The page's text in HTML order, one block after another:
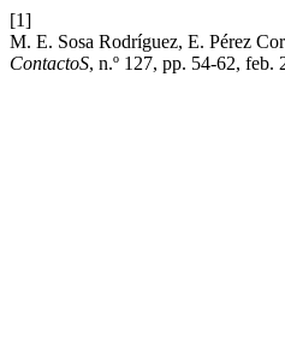
[1]
M. E. Sosa Rodríguez, E. Pérez
ContactoS, n.º 127, pp. 54-62, feb.